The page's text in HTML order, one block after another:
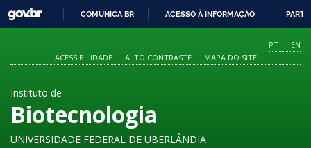
O
CONTEÚDO
GOVBR
COMUNICA BR ACESSO À INFORMAÇÃO
PT
EN
ACESSIBILIDADE
ALTO CONTRASTE MAPA DO SITE
Instituto de
Biotecnologia
UNIVERSIDADE FEDERAL DE UBERLÂNDIA